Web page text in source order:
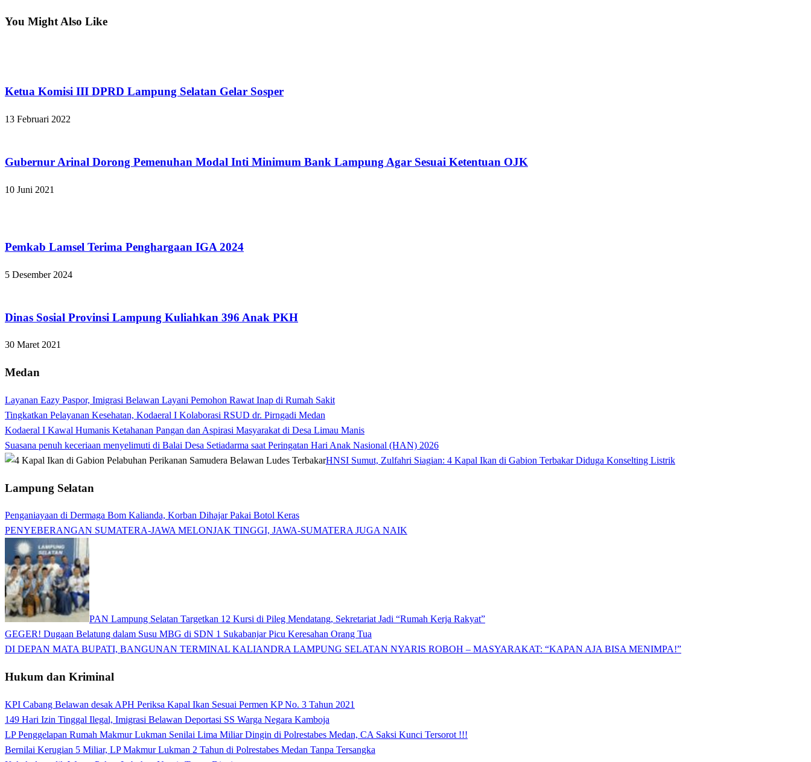
You Might Also Like
Ketua Komisi III DPRD Lampung Selatan Gelar Sosper
13 Februari 2022
Gubernur Arinal Dorong Pemenuhan Modal Inti Minimum Bank Lampung Agar Sesuai Ketentuan OJK
10 Juni 2021
Pemkab Lamsel Terima Penghargaan IGA 2024
5 Desember 2024
Dinas Sosial Provinsi Lampung Kuliahkan 396 Anak PKH
30 Maret 2021
Medan
Layanan Eazy Paspor, Imigrasi Belawan Layani Pemohon Rawat Inap di Rumah Sakit
Tingkatkan Pelayanan Kesehatan, Kodaeral I Kolaborasi RSUD dr. Pirngadi Medan‎
Kodaeral I Kawal Humanis Ketahanan Pangan dan Aspirasi Masyarakat di Desa Limau Manis
Suasana penuh keceriaan menyelimuti di Balai Desa Setiadarma saat Peringatan Hari Anak Nasional (HAN) 2026
HNSI Sumut, Zulfahri Siagian: 4 Kapal Ikan di Gabion Terbakar Diduga Konselting Listrik
Lampung Selatan
Penganiayaan di Dermaga Bom Kalianda, Korban Dihajar Pakai Botol Keras
PENYEBERANGAN SUMATERA-JAWA MELONJAK TINGGI, JAWA-SUMATERA JUGA NAIK
PAN Lampung Selatan Targetkan 12 Kursi di Pileg Mendatang, Sekretariat Jadi “Rumah Kerja Rakyat”
GEGER! Dugaan Belatung dalam Susu MBG di SDN 1 Sukabanjar Picu Keresahan Orang Tua
DI DEPAN MATA BUPATI, BANGUNAN TERMINAL KALIANDRA LAMPUNG SELATAN NYARIS ROBOH – MASYARAKAT: “KAPAN AJA BISA MENIMPA!”
Hukum dan Kriminal
KPI Cabang Belawan desak APH Periksa Kapal Ikan Sesuai Permen KP No. 3 Tahun 2021
149 Hari Izin Tinggal Ilegal, Imigrasi Belawan Deportasi SS Warga Negara Kamboja
LP Penggelapan Rumah Makmur Lukman Senilai Lima Miliar Dingin di Polrestabes Medan, CA Saksi Kunci Tersorot !!!
Bernilai Kerugian 5 Miliar, LP Makmur Lukman 2 Tahun di Polrestabes Medan Tanpa Tersangka